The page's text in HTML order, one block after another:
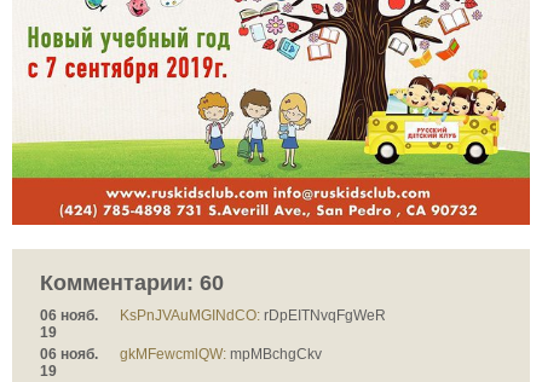
Комментарии: 60
06 нояб.
19
KsPnJVAuMGINdCO: rDpEITNvqFgWeR
06 нояб.
19
gkMFewcmlQW: mpMBchgCkv